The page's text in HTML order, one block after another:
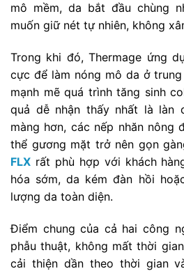
mô mềm, da bắt đầu chùng
muốn giữ nét tự nhiên, không
Trong khi đó, Thermage ứng
cực để làm nóng mô da ở
mạnh mẽ quá trình tăng sinh
quả dễ nhận thấy nhất là làn
màng hơn, các nếp nhăn nông
thể gương mặt trở nên gọn
FLX rất phù hợp với khách
hóa sớm, da kém đàn hồi
lượng da toàn diện.
Điểm chung của cả hai công
phẫu thuật, không mất thời
cải thiện dần theo thời gian